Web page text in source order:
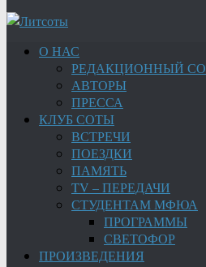
О НАС
РЕДАКЦИОННЫЙ
АВТОРЫ
ПРЕССА
КЛУБ СОТЫ
ВСТРЕЧИ
ПОЕЗДКИ
ПАМЯТЬ
TV – ПЕРЕДАЧИ
СТУДЕНТАМ МФЮА
ПРОГРАММЫ
СВЕТОФОР
ПРОИЗВЕДЕНИЯ